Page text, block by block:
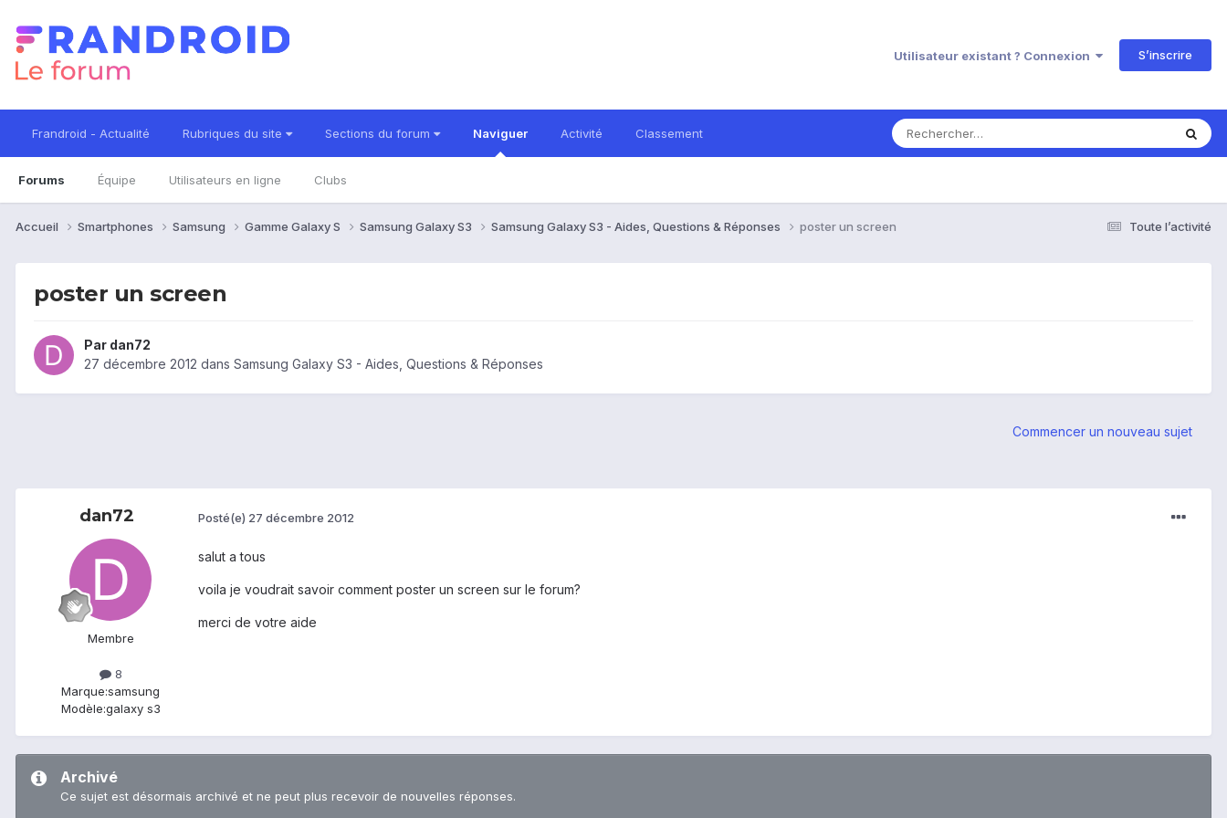
Utilisateur existant ? Connexion S’inscrire
Frandroid - Actualité Rubriques du site Sections du forum Naviguer
Forums Équipe Utilisateurs en ligne Clubs
Activité Classement
Toute l’activité
Accueil Smartphones Samsung Gamme Galaxy S Samsung Galaxy S3 Samsung Galaxy S3 - Aides, Questions & Réponses poster un screen
poster un screen
Par dan72
27 décembre 2012 dans Samsung Galaxy S3 - Aides, Questions & Réponses
Commencer un nouveau sujet
dan72
Membre
8
Marque:samsung
Modèle:galaxy s3
Posté(e) 27 décembre 2012
salut a tous
voila je voudrait savoir comment poster un screen sur le forum?
merci de votre aide
Archivé
Ce sujet est désormais archivé et ne peut plus recevoir de nouvelles réponses.